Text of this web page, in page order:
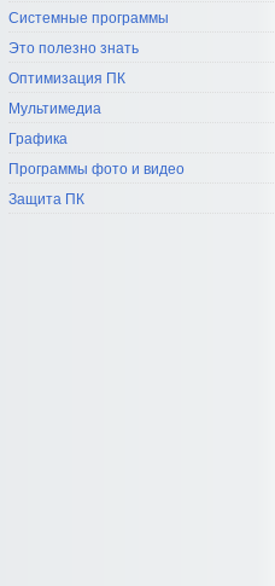
Системные программы
Это полезно знать
Оптимизация ПК
Мультимедиа
Графика
Программы фото и видео
Защита ПК